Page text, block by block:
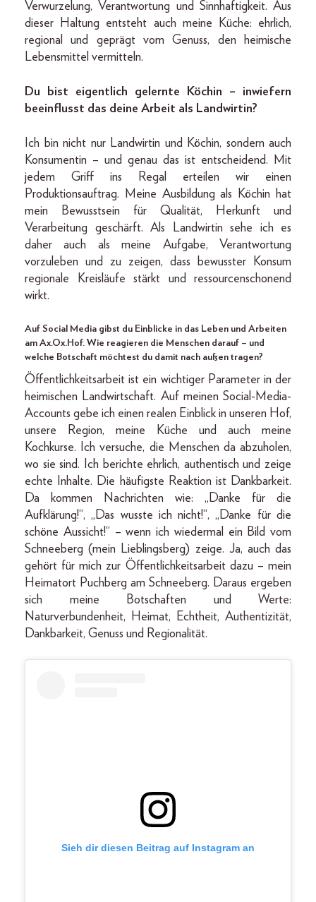
Verwurzelung, Verantwortung und Sinnhaftigkeit. Aus
dieser Haltung entsteht auch meine Küche: ehrlich,
regional und geprägt vom Genuss, den heimische
Lebensmittel vermitteln.
Du bist eigentlich gelernte Köchin – inwiefern
beeinflusst das deine Arbeit als Landwirtin?
Ich bin nicht nur Landwirtin und Köchin, sondern auch
Konsumentin – und genau das ist entscheidend. Mit
jedem Griff ins Regal erteilen wir einen
Produktionsauftrag. Meine Ausbildung als Köchin hat
mein Bewusstsein für Qualität, Herkunft und
Verarbeitung geschärft. Als Landwirtin sehe ich es
daher auch als meine Aufgabe, Verantwortung
vorzuleben und zu zeigen, dass bewusster Konsum
regionale Kreisläufe stärkt und ressourcenschonend
wirkt.
Auf Social Media gibst du Einblicke in das Leben und Arbeiten
am Ax.Ox.Hof. Wie reagieren die Menschen darauf – und
welche Botschaft möchtest du damit nach außen tragen?
Öffentlichkeitsarbeit ist ein wichtiger Parameter in der
heimischen Landwirtschaft. Auf meinen Social-Media-
Accounts gebe ich einen realen Einblick in unseren Hof,
unsere Region, meine Küche und auch meine
Kochkurse. Ich versuche, die Menschen da abzuholen,
wo sie sind. Ich berichte ehrlich, authentisch und zeige
echte Inhalte. Die häufigste Reaktion ist Dankbarkeit.
Da kommen Nachrichten wie: „Danke für die
Aufklärung!“, „Das wusste ich nicht!“, „Danke für die
schöne Aussicht!“ – wenn ich wiedermal ein Bild vom
Schneeberg (mein Lieblingsberg) zeige. Ja, auch das
gehört für mich zur Öffentlichkeitsarbeit dazu – mein
Heimatort Puchberg am Schneeberg. Daraus ergeben
sich meine Botschaften und Werte:
Naturverbundenheit, Heimat, Echtheit, Authentizität,
Dankbarkeit, Genuss und Regionalität.
Sieh dir diesen Beitrag auf Instagram an